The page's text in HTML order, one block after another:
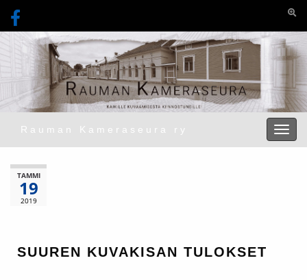
Rauman Kameraseura ry
TAMMI
19
2019
SUUREN KUVAKISAN TULOKSET